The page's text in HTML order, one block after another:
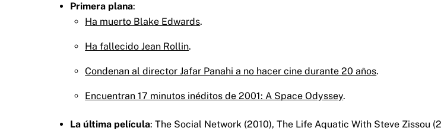
Primera plana:
Ha muerto Blake Edwards.
Ha fallecido Jean Rollin.
Condenan al director Jafar Panahi a no hacer cine durante 20 años.
Encuentran 17 minutos inéditos de 2001: A Space Odyssey.
La última película: The Social Network (2010), The Life Aquatic With Steve Zissou